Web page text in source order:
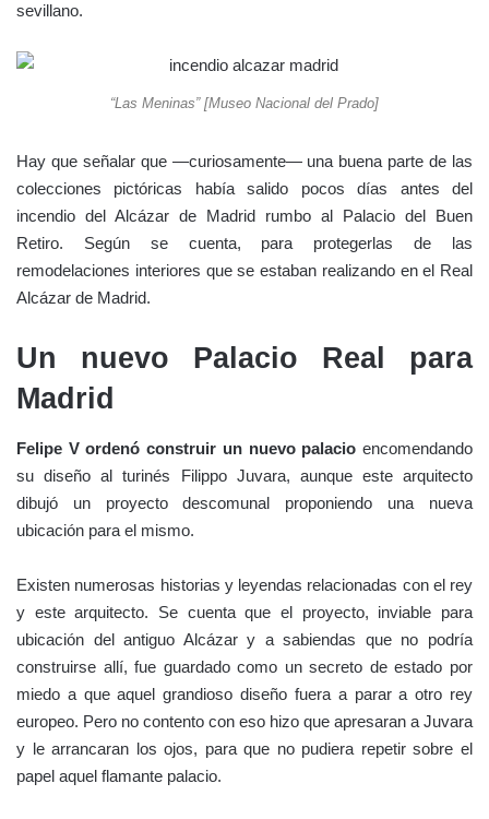
sevillano.
“Las Meninas” [Museo Nacional del Prado]
Hay que señalar que —curiosamente— una buena parte de las
colecciones pictóricas había salido pocos días antes del
incendio del Alcázar de Madrid rumbo al Palacio del Buen
Retiro. Según se cuenta, para protegerlas de las
remodelaciones interiores que se estaban realizando en el Real
Alcázar de Madrid.
Un nuevo Palacio Real para
Madrid
Felipe V ordenó construir un nuevo palacio encomendando
su diseño al turinés Filippo Juvara, aunque este arquitecto
dibujó un proyecto descomunal proponiendo una nueva
ubicación para el mismo.
Existen numerosas historias y leyendas relacionadas con el rey
y este arquitecto. Se cuenta que el proyecto, inviable para
ubicación del antiguo Alcázar y a sabiendas que no podría
construirse allí, fue guardado como un secreto de estado por
miedo a que aquel grandioso diseño fuera a parar a otro rey
europeo. Pero no contento con eso hizo que apresaran a Juvara
y le arrancaran los ojos, para que no pudiera repetir sobre el
papel aquel flamante palacio.